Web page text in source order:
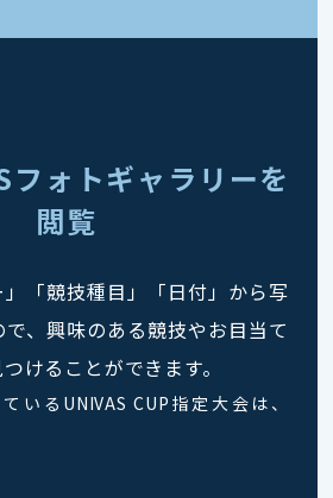
ォトギャラリーを
閲覧
」「競技種目」「日付」から写
、興味のある競技やお目当て
けることができます。
いるUNIVAS CUP指定大会は、